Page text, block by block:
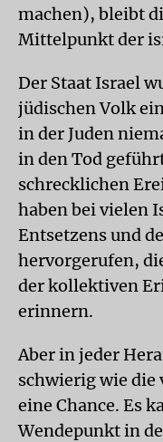
machen), bleibt
Mittelpunkt der
Der Staat Israel
jüdischen Volk
in der Juden
in den Tod
schrecklichen
haben bei vielen
Entsetzens und
hervorgerufen,
der kollektiven
erinnern.
Aber in jeder
schwierig wie die
eine Chance. Es
Wendepunkt in